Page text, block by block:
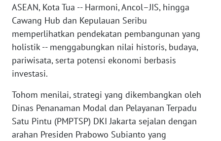
ASEAN, Kota Tua -- Harmoni, Ancol–JIS, hingga
Cawang Hub dan Kepulauan Seribu
memperlihatkan pendekatan pembangunan yang
holistik -- menggabungkan nilai historis, budaya,
pariwisata, serta potensi ekonomi berbasis
investasi.
Tohom menilai, strategi yang dikembangkan oleh
Dinas Penanaman Modal dan Pelayanan Terpadu
Satu Pintu (PMPTSP) DKI Jakarta sejalan dengan
arahan Presiden Prabowo Subianto yang
WN
SULTENG
WN
SULBAR
BABEL
WN
SUMBAR